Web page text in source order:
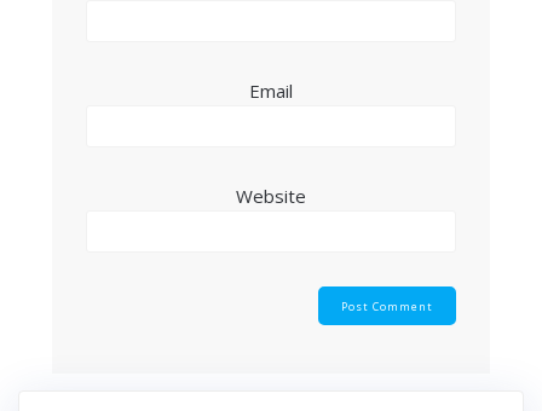
Email
Website